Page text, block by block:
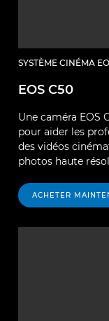
SYSTÈME CINÉMA
EOS C50
Une caméra EOS
pour aider les
des vidéos
photos haute
ACHETER